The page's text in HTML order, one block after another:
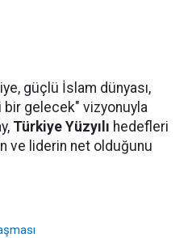
güçlü İslam dünyası,
bir gelecek" vizyonuyla
Türkiye Yüzyılı hedefleri
ve liderin net olduğunu